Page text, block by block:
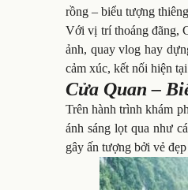
rồng – biểu tượng
Với vị trí thoáng đãng,
ảnh, quay vlog hay
cảm xúc, kết nối hiện
Cửa Quan –
Trên hành trình khám
ánh sáng lọt qua như
gây ấn tượng bởi vẻ